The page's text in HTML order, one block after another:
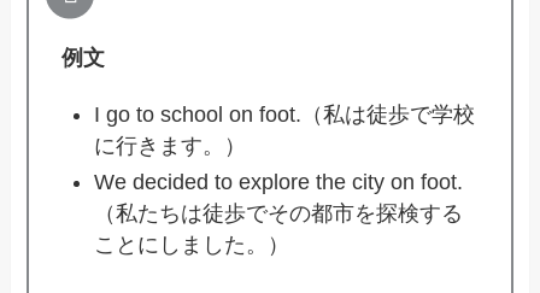
例文
I go to school on foot.（私は徒歩で学校
に行きます。）
We decided to explore the city on foot.
（私たちは徒歩でその都市を探検する
ことにしました。）